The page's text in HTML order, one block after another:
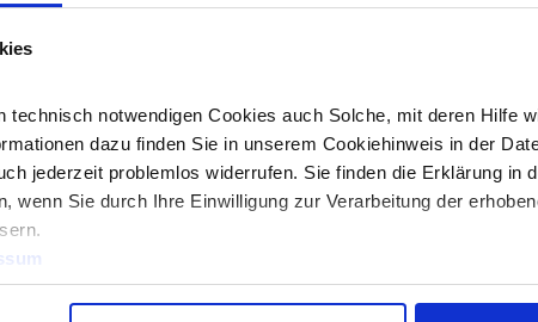
technisch notwendigen Cookies auch Solche, mit deren Hilfe
dazu finden Sie in unserem Cookiehinweis in der
jederzeit problemlos widerrufen. Sie finden die Erklärung in
wenn Sie durch Ihre Einwilligung zur Verarbeitung der